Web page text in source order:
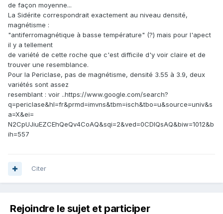
de façon moyenne...
La Sidérite correspondrait exactement au niveau densité,
magnétisme :
"antiferromagnétique à basse température" (?) mais pour l'apect
il y a tellement
de variété de cette roche que c'est difficile d'y voir claire et de
trouver une resemblance.
Pour la Periclase, pas de magnétisme, densité 3.55 à 3.9, deux
variétés sont assez
resemblant : voir ..https://www.google.com/search?
q=periclase&hl=fr&prmd=imvns&tbm=isch&tbo=u&source=univ&s
a=X&ei=
N2CpUJiuEZCEhQeQv4CoAQ&sqi=2&ved=0CDIQsAQ&biw=1012&b
ih=557
Citer
Rejoindre le sujet et participer